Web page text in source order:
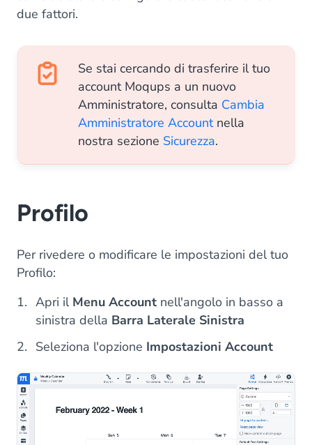
due fattori.
Se stai cercando di trasferire il tuo
account Moqups a un nuovo
Amministratore, consulta Cambia
Amministratore Accountnella
nostra sezione Sicurezza.
Profilo
Per rivedere o modificare le impostazioni del tuo
Profilo:
Apri il Menu Account nell'angolo in basso a
sinistra della Barra Laterale Sinistra
Seleziona l'opzione Impostazioni Account